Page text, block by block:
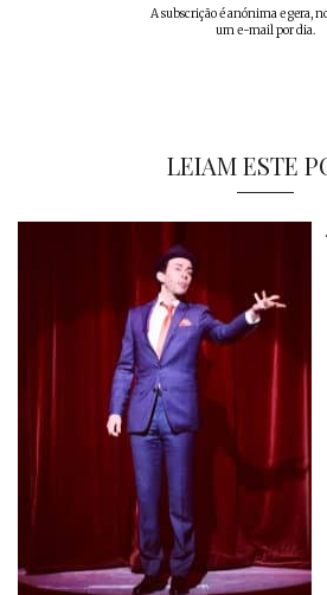
A subscrição é anónima e gera,
um e-mail por dia.
LEIAM ESTE